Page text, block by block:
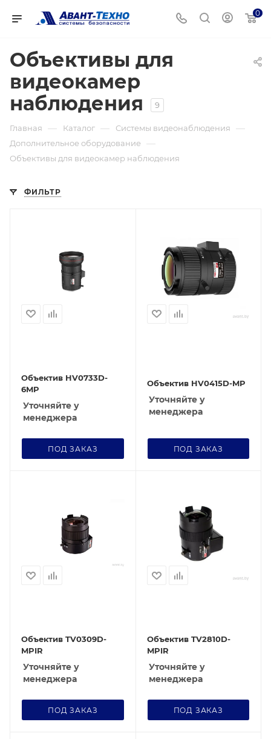
0
Объективы для
видеокамер
наблюдения
9
Главная — Каталог — Системы видеонаблюдения —
Дополнительное оборудование —
Объективы для видеокамер наблюдения
ФИЛЬТР
Объектив HV0733D-
6MP
Уточняйте у
менеджера
ПОД ЗАКАЗ
Объектив HV0415D-MP
Уточняйте у
менеджера
ПОД ЗАКАЗ
Объектив TV0309D-
MPIR
Уточняйте у
менеджера
ПОД ЗАКАЗ
Объектив TV2810D-
MPIR
Уточняйте у
менеджера
ПОД ЗАКАЗ